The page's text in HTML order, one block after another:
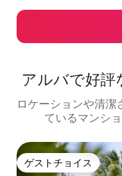
アルバで好評
ロケーションや清
ているマンシ
ゲストチョイス
ゲストチョイス